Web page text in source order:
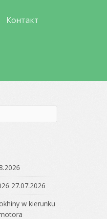
Контакт
27.07.2026
w kierunku